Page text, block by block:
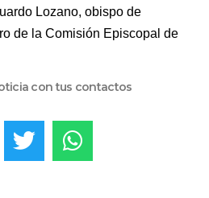
Lozano, obispo de
de la Comisión Episcopal de
con tus contactos